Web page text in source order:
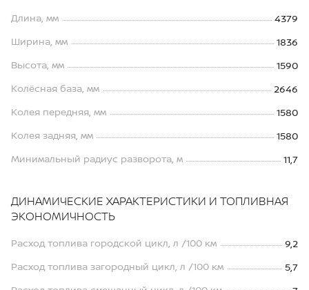
Длина, мм
4379
Ширина, мм
1836
Высота, мм
1590
Колёсная база, мм
2646
Колея передняя, мм
1580
Колея задняя, мм
1580
Минимальный радиус разворота, м
11,7
ДИНАМИЧЕСКИЕ ХАРАКТЕРИСТИКИ И ТОПЛИВНАЯ
ЭКОНОМИЧНОСТЬ
Расход топлива городской цикл, л /100 км
9,2
Расход топлива загородный цикл, л /100 км
5,7